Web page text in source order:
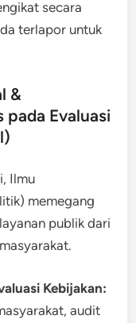
secara
terlapor untuk
&
Evaluasi
Ilmu
memegang
publik dari
Kebijakan:
audit